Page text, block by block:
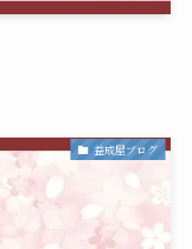
益成屋ブログ